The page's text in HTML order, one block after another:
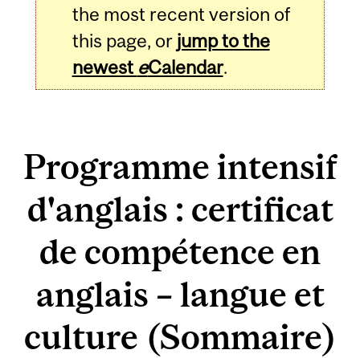
the most recent version of
this page, or jump to the
newest eCalendar.
Programme intensif
d'anglais : certificat
de compétence en
anglais – langue et
culture (Sommaire)